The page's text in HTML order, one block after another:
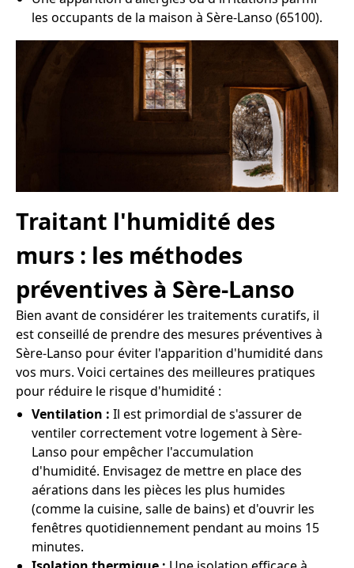
les occupants de la maison à Sère-Lanso (65100).
Traitant l'humidité des
murs : les méthodes
préventives à Sère-Lanso
Bien avant de considérer les traitements curatifs, il
est conseillé de prendre des mesures préventives à
Sère-Lanso pour éviter l'apparition d'humidité dans
vos murs. Voici certaines des meilleures pratiques
pour réduire le risque d'humidité :
Ventilation : Il est primordial de s'assurer de
ventiler correctement votre logement à Sère-
Lanso pour empêcher l'accumulation
d'humidité. Envisagez de mettre en place des
aérations dans les pièces les plus humides
(comme la cuisine, salle de bains) et d'ouvrir les
fenêtres quotidiennement pendant au moins 15
minutes.